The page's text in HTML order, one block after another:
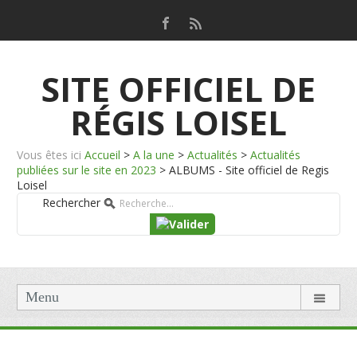
SITE OFFICIEL DE
RÉGIS LOISEL
Vous êtes ici Accueil > A la une > Actualités > Actualités
publiées sur le site en 2023 > ALBUMS - Site officiel de Regis
Loisel
Rechercher
Menu